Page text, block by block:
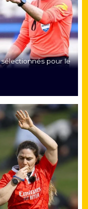
pour le